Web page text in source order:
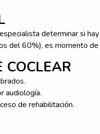
determinar si
del 60%), es momento
COCLEAR
audiología.
de rehabilitación.